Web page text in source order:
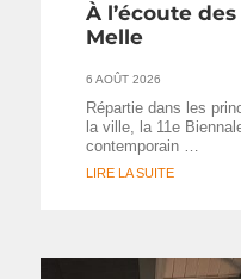
À l’écoute
Melle
6 AOÛT 2026
Répartie dans les
la ville, la 11e
contemporain …
LIRE LA SUITE